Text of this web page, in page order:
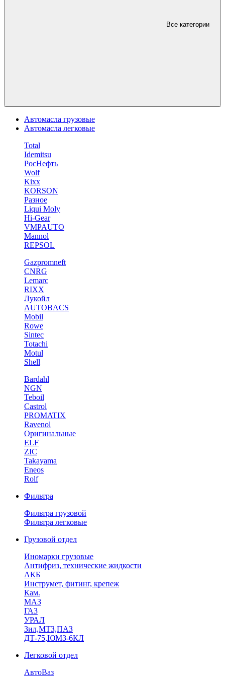
Все категории
Автомасла грузовые
Автомасла легковые
Total
Idemitsu
РосНефть
Wolf
Kixx
KORSON
Разное
Liqui Moly
Hi-Gear
VMPAUTO
Mannol
REPSOL
Gazpromneft
CNRG
Lemarc
RIXX
Лукойл
AUTOBACS
Mobil
Rowe
Sintec
Totachi
Motul
Shell
Bardahl
NGN
Teboil
Castrol
PROMATIX
Ravenol
Оригинальные
ELF
ZIC
Takayama
Eneos
Rolf
Фильтра
Фильтра грузовой
Фильтра легковые
Грузовой отдел
Иномарки грузовые
Антифриз, технические жидкости
АКБ
Инструмет, фитинг, крепеж
Кам.
МАЗ
ГА3
УРАЛ
Зил,МТЗ,ПАЗ
ДТ-75,ЮМЗ-6КЛ
Легковой отдел
АвтоВаз